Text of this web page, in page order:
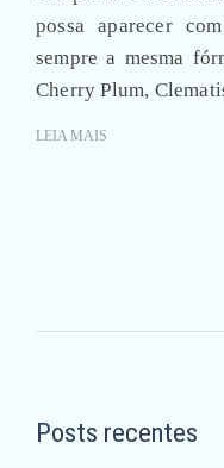
possa aparecer
sempre a mesma
Cherry Plum,
LEIA MAIS
Posts recentes